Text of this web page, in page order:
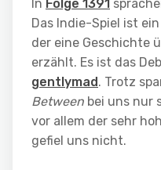
In Folge 1391
Das Indie-Spiel ist
der eine Geschichte
erzählt. Es ist das
gentlymad. Trotz
Between bei uns nur
vor allem der sehr
gefiel uns nicht.